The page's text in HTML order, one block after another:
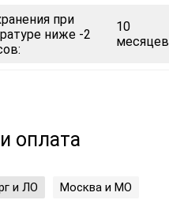
при
ниже -2
10
месяцев
оплата
и ЛО Москва и МО